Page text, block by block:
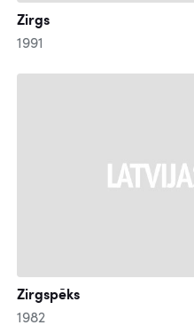
Zirgs
1991
Zirgspēks
1982